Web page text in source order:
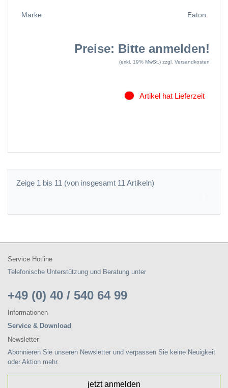
Marke Eaton
Preise: Bitte anmelden!
(exkl. 19% MwSt.) zzgl. Versandkosten
Artikel hat Lieferzeit
Zeige 1 bis 11 (von insgesamt 11 Artikeln)
Service Hotline
Telefonische Unterstützung und Beratung unter
+49 (0) 40 / 540 64 99
Informationen
Service & Download
Newsletter
Abonnieren Sie unseren Newsletter und verpassen Sie keine Neuigkeit
oder Aktion mehr.
jetzt anmelden